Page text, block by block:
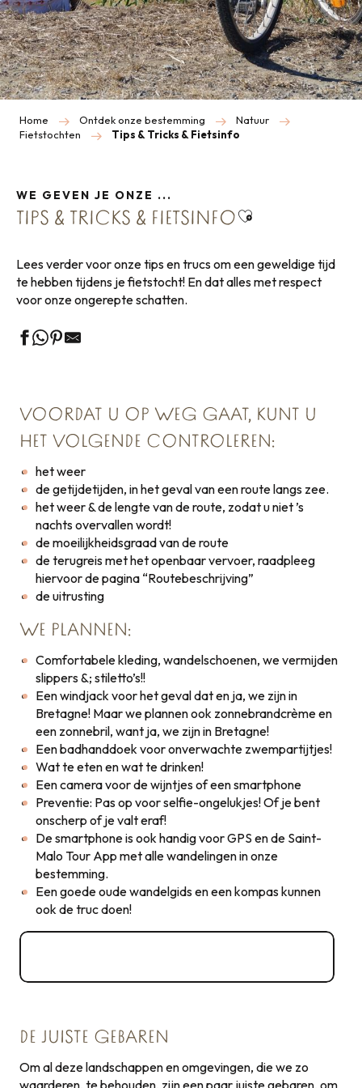
Home Ontdek onze bestemming
Natuur
Fietstochten
Tips & Tricks & Fietsinfo
WE GEVEN JE ONZE ...
TIPS & TRICKS & FIETSINFOAjouter aux
Lees verder voor onze tips en trucs om een geweldige tijd
te hebben tijdens je fietstocht! En dat alles met respect
voor onze ongerepte schatten.
VOORDAT U OP WEG GAAT, KUNT U
HET VOLGENDE CONTROLEREN:
het weer
de getijdetijden, in het geval van een route langs zee.
het weer & de lengte van de route, zodat u niet ’s
nachts overvallen wordt!
de moeilijkheidsgraad van de route
de terugreis met het openbaar vervoer, raadpleeg
hiervoor de pagina “Routebeschrijving”
de uitrusting
WE PLANNEN:
Comfortabele kleding, wandelschoenen, we vermijden
slippers &; stiletto’s!!
Een windjack voor het geval dat en ja, we zijn in
Bretagne! Maar we plannen ook zonnebrandcrème en
een zonnebril, want ja, we zijn in Bretagne!
Een badhanddoek voor onverwachte zwempartijtjes!
Wat te eten en wat te drinken!
Een camera voor de wijntjes of een smartphone
Preventie: Pas op voor selfie-ongelukjes! Of je bent
onscherp of je valt eraf!
De smartphone is ook handig voor GPS en de Saint-
Malo Tour App met alle wandelingen in onze
bestemming.
Een goede oude wandelgids en een kompas kunnen
ook de truc doen!
DE JUISTE GEBAREN
Om al deze landschappen en omgevingen, die we zo